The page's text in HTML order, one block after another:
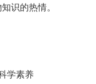
识的热情。
学素养